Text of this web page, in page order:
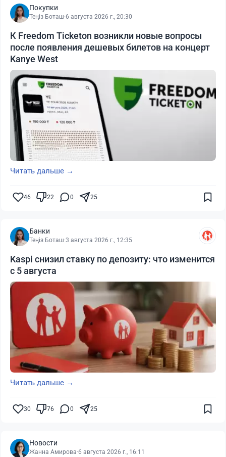
Покупки
Теңіз Боташ·6 августа 2026 г., 20:30
К Freedom Ticketon возникли новые вопросы
после появления дешевых билетов на концерт
Kanye West
Читать дальше →
46 22 0 25
Банки
Теңіз Боташ·3 августа 2026 г., 12:35
Kaspi снизил ставку по депозиту: что изменится
с 5 августа
Читать дальше →
30 76 0 25
Новости
Жанна Амирова·6 августа 2026 г., 16:11